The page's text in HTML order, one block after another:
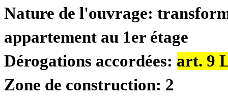
Nature de l'ouvrage:
appartement au 1er étage
Dérogations accordées: art. 9
Zone de construction: 2